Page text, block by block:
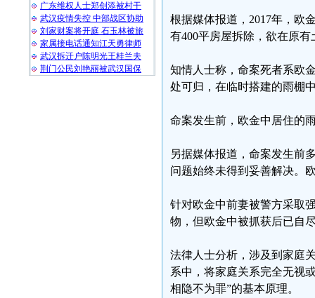
广东维权人士郑创添被村干
武汉疫情失控 中部战区协助
刘家财案将开庭 石玉林被旅
家属接电话通知江天勇律师
武汉拆迁户陈明光王桂兰夫
荆门公民刘艳丽被武汉国保
根据媒体报道，2017年，欧
有400平房屋拆除，欲在原有
知情人士称，命案死者系欧
处可归，在临时搭建的雨棚
命案发生前，欧金中居住的
另据媒体报道，命案发生前
问题始终未得到妥善解决。
针对欧金中前妻被警方采取
物，但欧金中被抓获后已自
法律人士分析，涉及到家庭
系中，将家庭关系完全无视
相隐不为罪”的基本原理。